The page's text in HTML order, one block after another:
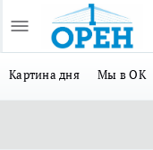
Картина дня Мы в ОК